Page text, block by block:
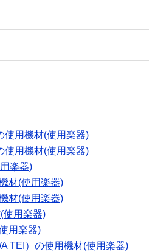
使用機材(使用楽器)
使用機材(使用楽器)
楽器)
材(使用楽器)
材(使用楽器)
使用楽器)
用楽器)
TEI）の使用機材(使用楽器)